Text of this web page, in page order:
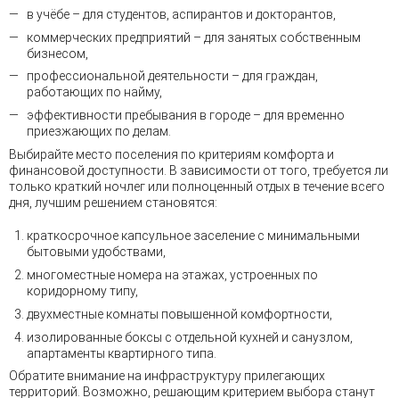
в учёбе – для студентов, аспирантов и докторантов,
коммерческих предприятий – для занятых собственным
бизнесом,
профессиональной деятельности – для граждан,
работающих по найму,
эффективности пребывания в городе – для временно
приезжающих по делам.
Выбирайте место поселения по критериям комфорта и
финансовой доступности. В зависимости от того, требуется ли
только краткий ночлег или полноценный отдых в течение всего
дня, лучшим решением становятся:
краткосрочное капсульное заселение с минимальными
бытовыми удобствами,
многоместные номера на этажах, устроенных по
коридорному типу,
двухместные комнаты повышенной комфортности,
изолированные боксы с отдельной кухней и санузлом,
апартаменты квартирного типа.
Обратите внимание на инфраструктуру прилегающих
территорий. Возможно, решающим критерием выбора станут